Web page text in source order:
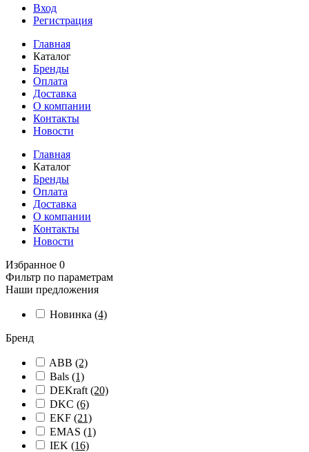
Вход
Регистрация
Главная
Каталог
Бренды
Оплата
Доставка
О компании
Контакты
Новости
Главная
Каталог
Бренды
Оплата
Доставка
О компании
Контакты
Новости
Избранное 0
Фильтр по параметрам
Наши предложения
Новинка (4)
Бренд
ABB (2)
Bals (1)
DEKraft (20)
DKC (6)
EKF (21)
EMAS (1)
IEK (16)